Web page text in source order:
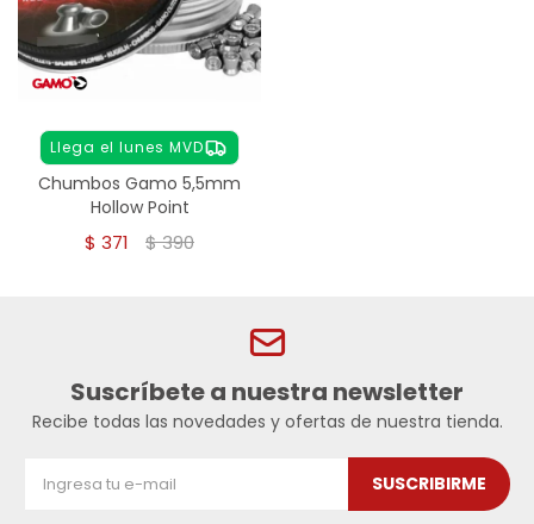
Llega el lunes MVD
Chumbos Gamo 5,5mm
Hollow Point
$ 371 $390
Suscríbete a nuestra newsletter
Recibe todas las novedades y ofertas de nuestra tienda.
SUSCRIBIRME